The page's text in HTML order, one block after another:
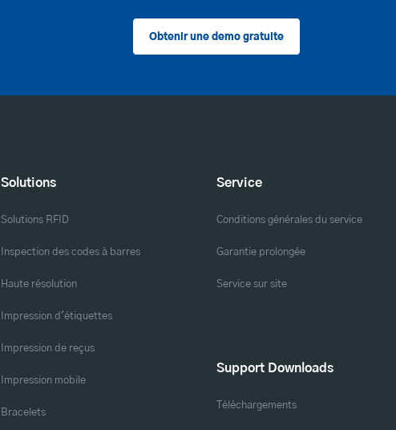
Obtenir une demo gratuite
Solutions
Solutions RFID
Inspection des codes à barres
Haute résolution
Impression d'étiquettes
Impression de reçus
Impression mobile
Bracelets
Service
Conditions générales du service
Garantie prolongée
Service sur site
Support Downloads
Téléchargements